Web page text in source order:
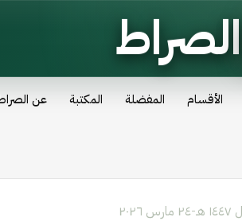
الصراط
الأقسام المفضلة المكتبة عن
-٢٤ مارس ٢٠٢٦